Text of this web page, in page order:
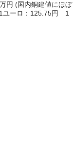
円 (国内銅建値にほぼ
ユーロ：125.75円 1